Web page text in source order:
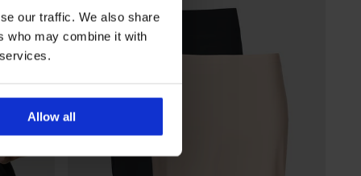
our traffic. We also share
who may combine it with
Allow all